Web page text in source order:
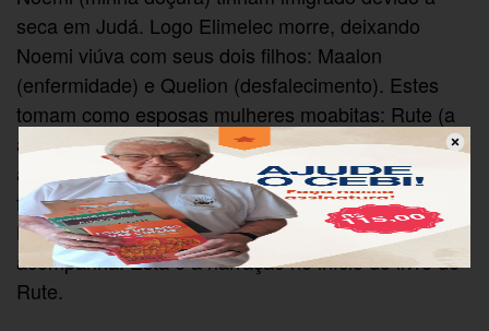
seca em Judá. Logo Elimelec morre, deixando
Noemi viúva com seus dois filhos: Maalon
(enfermidade) e Quelion (desfalecimento). Estes
tomam como esposas mulheres moabitas: Rute (a
amiga) e Orfa (a que volta as costas). Depois de
alguns anos, os filhos de Noemi morrem sem deixar
filhos, ficando Noemi sozinha com as duas noras.
Noemi resolve voltar para Judá e Rute a
acompanha. Esta é a narração no início do livro de
Rute.